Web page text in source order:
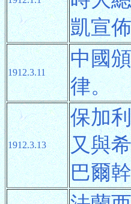
凱宣
1912.3.11
中國
律。
1912.3.13
保加
又與
巴爾